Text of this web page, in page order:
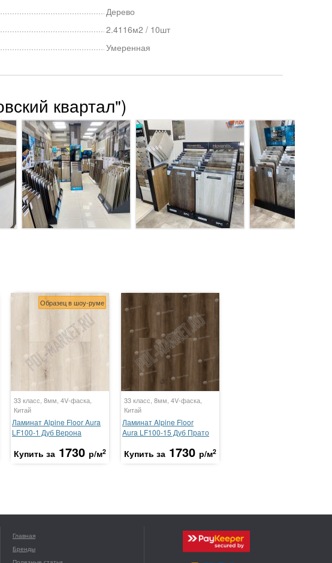
Дерево
2.4116м2 / 10шт
Умеренная
квартал")
Образец в шоу-руме
33 класс, 8мм, 4V-фаска,
Китай
Ламинат Alpine Floor Aura
LF100-1 Дуб Верона
Купить за 1730 р/м2
33 класс, 8мм, 4V-фаска,
Китай
Ламинат Alpine Floor
Aura LF100-15 Дуб Прато
Купить за 1730 р/м2
Главная
Бренды